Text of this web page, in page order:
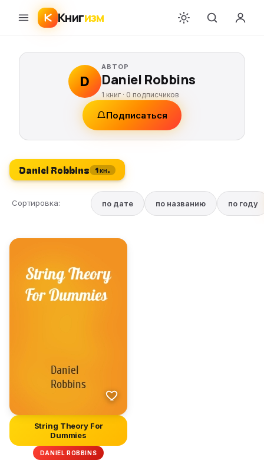
Книгизм
D
АВТОР
Daniel Robbins
1 книг ·0 подписчиков
Подписаться
Daniel Robbins 1 кн.
Сортировка: по дате по названию по году
String Theory For
Dummies
DANIEL ROBBINS